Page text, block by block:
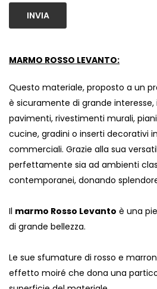
INVIA
MARMO ROSSO LEVANTO:
Questo materiale, proposto a un
è sicuramente di grande interesse,
pavimenti, rivestimenti murali,
cucine, gradini o inserti decorativi
commerciali. Grazie alla sua
perfettamente sia ad ambienti
contemporanei, donando
Il marmo Rosso Levanto è una
di grande bellezza.
Le sue sfumature di rosso e
effetto moiré che dona una